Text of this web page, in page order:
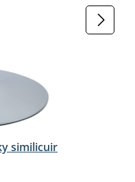
similicuir